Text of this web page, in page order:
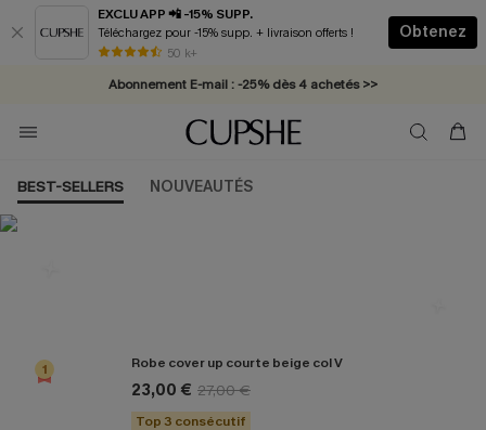
EXCLU APP 📲 -15% SUPP.
Téléchargez pour -15% supp. + livraison offerts !
50 k+
Obtenez
* Livraison éclair 2-3 jours ouvrés >>
Abonnement E-mail : -25% dès 4 achetés >>
BEST-SELLERS NOUVEAUTÉS
1 Robe cover up courte beige col V
23,00 € 27,00 €
Top 3 consécutif